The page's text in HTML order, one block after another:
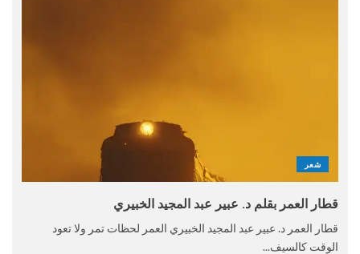
شعر
قطار العمر بقلم د. عبير عبد المجيد الخبيري
قطار العمر د. عبير عبد المجيد الخبيري العمر لحظات تمر ولا تعود
الوقت كالسيف...